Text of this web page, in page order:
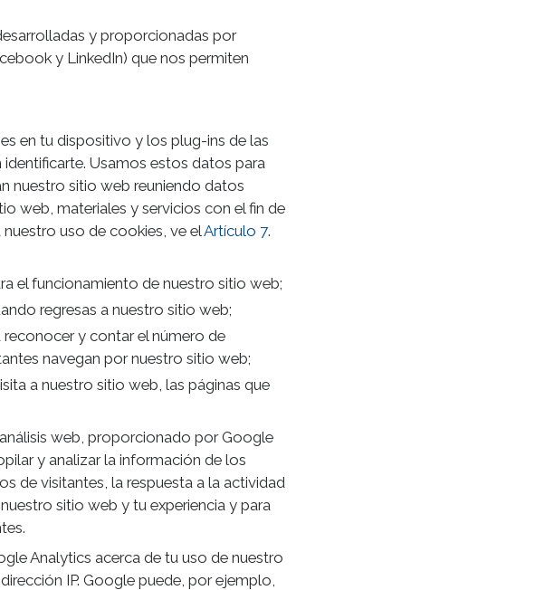
y proporcionadas por
y LinkedIn) que nos permiten
en tu dispositivo y los plug-ins de las
Usamos estos datos para
nuestro sitio web reuniendo datos
web, materiales y servicios con el fin de
nuestro uso de cookies, ve elArtículo 7.
el funcionamiento de nuestro sitio web;
regresas a nuestro sitio web;
reconocer y contar el número de
navegan por nuestro sitio web;
a nuestro sitio web, las páginas que
web, proporcionado por Google
y analizar la información de los
de visitantes, la respuesta a la actividad
sitio web y tu experiencia y para
Analytics acerca de tu uso de nuestro
IP. Google puede, por ejemplo,